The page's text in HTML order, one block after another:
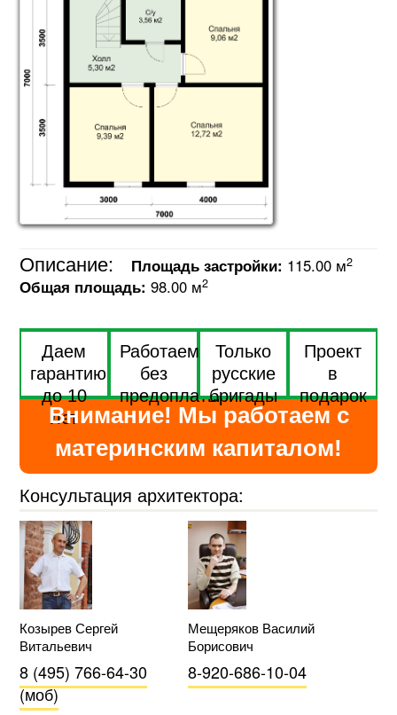
Описание: Площадь застройки: 115.00 м2
Общая площадь: 98.00 м2
Даем
гарантию
до 10
лет
Работаем
без
предоплаты
Только
русские
бригады
Проект
в
подарок
Внимание! Мы работаем с
материнским капиталом!
Консультация архитектора:
Козырев Сергей
Витальевич
8 (495) 766-64-30
(моб)
Мещеряков Василий
Борисович
8-920-686-10-04